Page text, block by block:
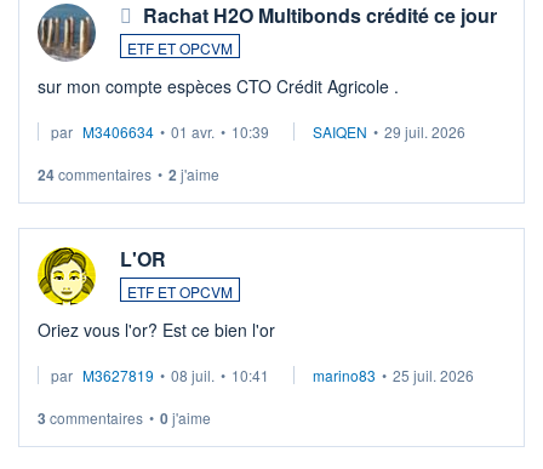
Rachat H2O Multibonds crédité ce jour
ETF ET OPCVM
sur mon compte espèces CTO Crédit Agricole .
par M3406634 • 01 avr. • 10:39 SAIQEN • 29 juil. 2026
24commentaires • 2 j'aime
L'OR
ETF ET OPCVM
Oriez vous l'or? Est ce bien l'or
par M3627819 • 08 juil. • 10:41 marino83 • 25 juil. 2026
3 commentaires • 0j'aime